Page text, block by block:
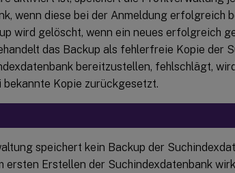
wenn diese bei der Anmeldung erfolgreich
wird gelöscht, wenn ein neues erfolgreich
das Backup als fehlerfreie Kopie der
bereitzustellen, fehlschlägt,
Kopie zurückgesetzt.
speichert kein Backup der
ersten Erstellen der Suchindexdatenbank